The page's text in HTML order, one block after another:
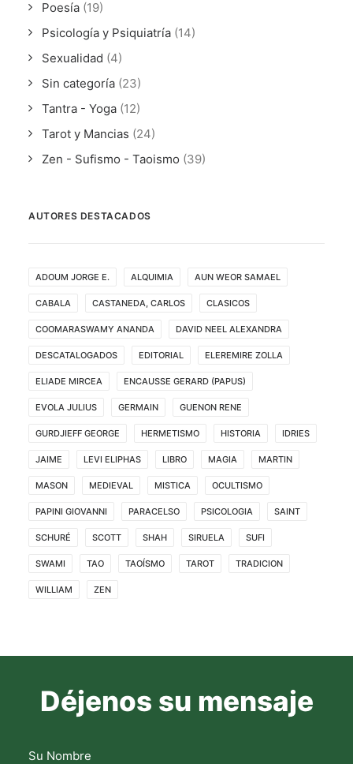
Poesía (19)
Psicología y Psiquiatría (14)
Sexualidad (4)
Sin categoría (23)
Tantra - Yoga (12)
Tarot y Mancias (24)
Zen - Sufismo - Taoismo (39)
AUTORES DESTACADOS
ADOUM JORGE E. ALQUIMIA AUN WEOR SAMAEL
CABALA CASTANEDA, CARLOS CLASICOS
COOMARASWAMY ANANDA DAVID NEEL ALEXANDRA
DESCATALOGADOS EDITORIAL ELEREMIRE ZOLLA
ELIADE MIRCEA ENCAUSSE GERARD (PAPUS)
EVOLA JULIUS GERMAIN GUENON RENE
GURDJIEFF GEORGE HERMETISMO HISTORIA IDRIES
JAIME LEVI ELIPHAS LIBRO MAGIA MARTIN
MASON MEDIEVAL MISTICA OCULTISMO
PAPINI GIOVANNI PARACELSO PSICOLOGIA SAINT
SCHURÉ SCOTT SHAH SIRUELA SUFI
SWAMI TAO TAOÍSMO TAROT TRADICION
WILLIAM ZEN
Déjenos su mensaje
Su Nombre